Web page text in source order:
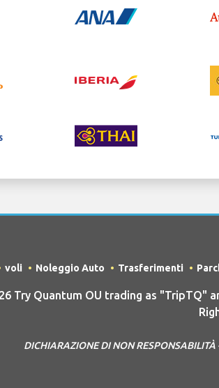
voli Noleggio Auto Trasferimenti
Try Quantum OU trading as
DICHIARAZIONE DI NON